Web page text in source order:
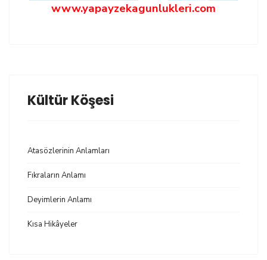
www.yapayzekagunlukleri.com
Kültür Köşesi
Atasözlerinin Anlamları
Fıkraların Anlamı
Deyimlerin Anlamı
Kısa Hikâyeler